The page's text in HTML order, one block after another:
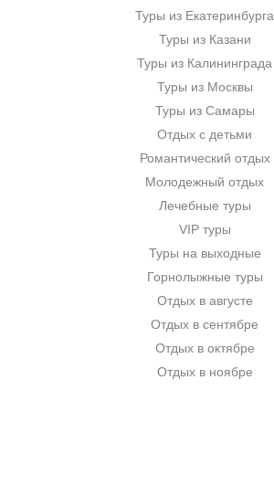
Туры из Екатеринбурга
Туры из Казани
Туры из Калининграда
Туры из Москвы
Туры из Самары
Отдых с детьми
Романтический отдых
Молодежный отдых
Лечебные туры
VIP туры
Туры на выходные
Горнолыжные туры
Отдых в августе
Отдых в сентябре
Отдых в октябре
Отдых в ноябре